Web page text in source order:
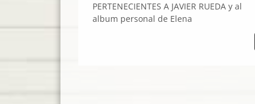
PERTENECIENTES A JAVIER RUEDA y al
album personal de Elena